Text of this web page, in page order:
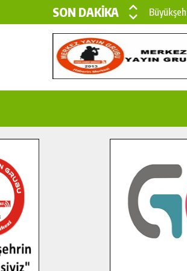
SON DAKİKA
Çin’den
İlçe
Bertiz’in